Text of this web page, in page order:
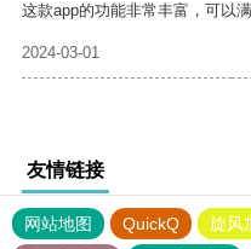
这款app的功能非常丰富，可以
2024-03-01
友情链接
网站地图 QuickQ 旋风